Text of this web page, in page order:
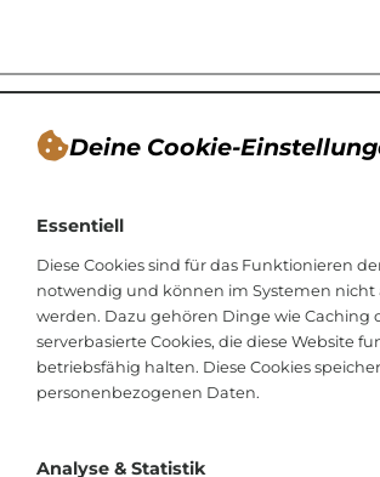
Deine Cookie-
Essentiell
Diese Cookies sind für das Funktionieren
notwendig und können im Systemen nicht
werden. Dazu gehören Dinge wie Caching
serverbasierte Cookies, die diese Website
betriebsfähig halten. Diese Cookies
personenbezogenen Daten.
Analyse & Statistik
Blogger, Berater für nachhaltiges
Kommunikationsdesign, Catering
Viktoriastraße 48
33602 Bielefeld
hallo@soistfein.de